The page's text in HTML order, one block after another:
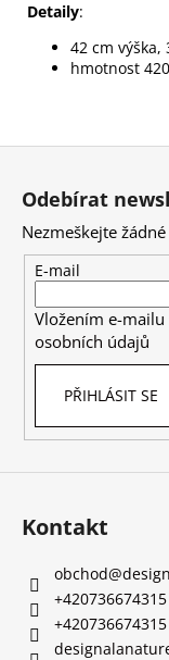
Detaily:
42 cm
hmotnost
Z
Odebírat
Nezmeškejte
E-mail
Vložením e-
osobních údajů
PŘIHLÁSIT SE
Kontakt
obchod@
+420736674315
+420736674315